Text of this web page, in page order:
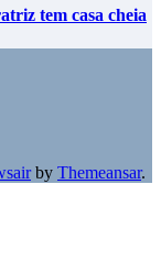
tem casa cheia
by Themeansar.